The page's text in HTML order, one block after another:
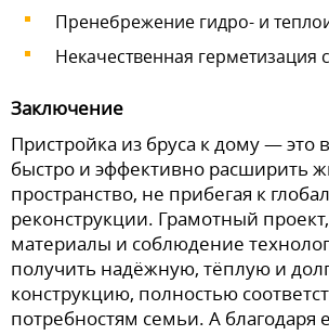
Пренебрежение гидро- и
Некачественная герметизация
Заключение
Пристройка из бруса к дому — это
быстро и эффективно расширить
пространство, не прибегая к
реконструкции. Грамотный
материалы и соблюдение
получить надёжную, тёплую и
конструкцию, полностью
потребностям семьи. А благодаря